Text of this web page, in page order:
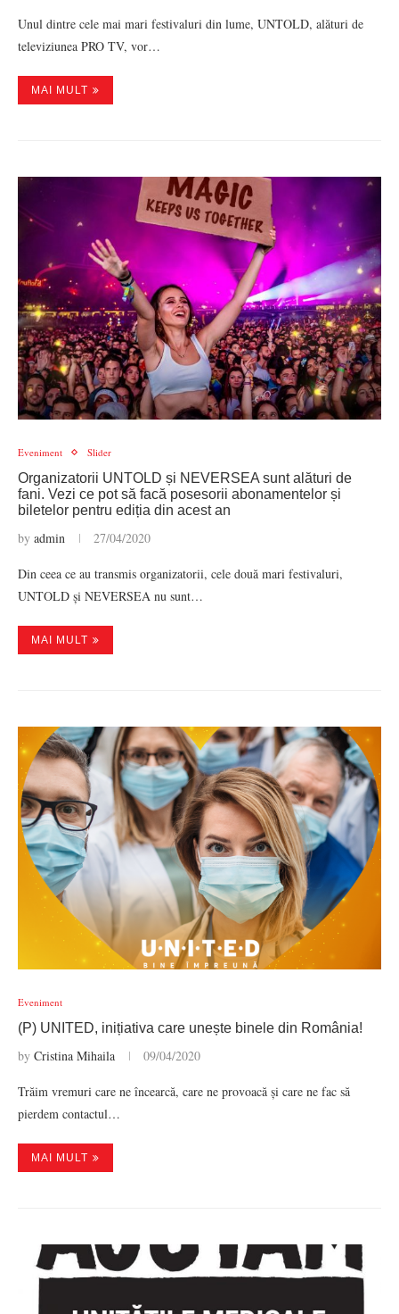
Unul dintre cele mai mari festivaluri din lume, UNTOLD, alături de
televiziunea PRO TV, vor…
MAI MULT
Eveniment Slider
Organizatorii UNTOLD și NEVERSEA sunt alături de
fani. Vezi ce pot să facă posesorii abonamentelor și
biletelor pentru ediția din acest an
by admin 27/04/2020
Din ceea ce au transmis organizatorii, cele două mari festivaluri,
UNTOLD și NEVERSEA nu sunt…
MAI MULT
Eveniment
(P) UNITED, inițiativa care unește binele din România!
by Cristina Mihaila 09/04/2020
Trăim vremuri care ne încearcă, care ne provoacă și care ne fac să
pierdem contactul…
MAI MULT